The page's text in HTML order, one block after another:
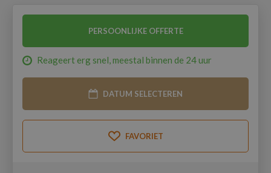
PERSOONLIJKE OFFERTE
Reageert erg snel, meestal binnen de 24 uur
DATUM SELECTEREN
FAVORIET